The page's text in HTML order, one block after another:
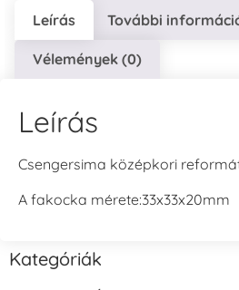
Leírás További
Vélemények (0)
Leírás
Csengersima középkori
A fakocka mérete:33x33x20mm
Kategóriák